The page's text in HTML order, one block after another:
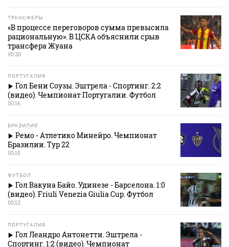
ТРАНСФЕРЫ
«В процессе переговоров сумма превысила
рациональную». В ЦСКА объяснили срыв
трансфера Жуана
00:20
ПОРТУГАЛИЯ
Гол Бени Соузы. Эштрела - Спортинг. 2:2
(видео). Чемпионат Португалии. Футбол
00:16
БРАЗИЛИЯ
Ремо - Атлетико Минейро. Чемпионат
Бразилии. Тур 22
00:15
ФУТБОЛ
Гол Вакуна Байо. Удинезе - Барселона. 1:0
(видео). Friuli Venezia Giulia Cup. Футбол
00:12
ПОРТУГАЛИЯ
Гол Леандро Антонетти. Эштрела -
Спортинг. 1:2 (видео). Чемпионат